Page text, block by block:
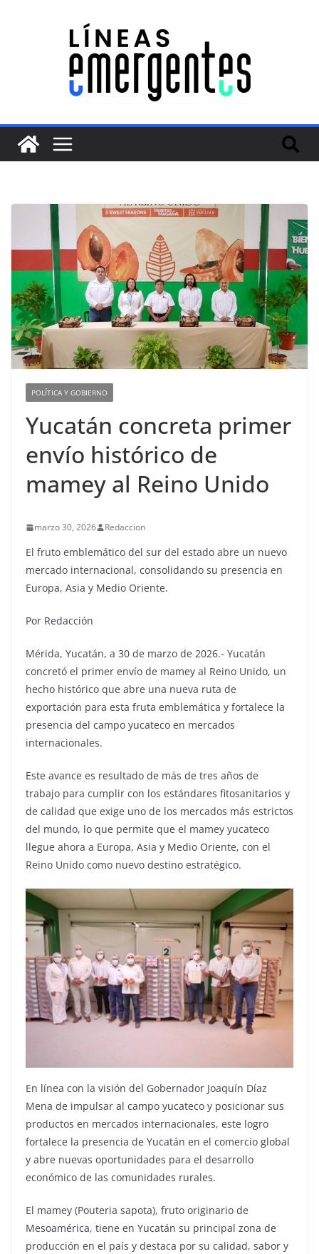
POLÍTICA Y GOBIERNO
Yucatán concreta primer
envío histórico de
mamey al Reino Unido
marzo 30, 2026 Redaccion
El fruto emblemático del sur del estado abre un nuevo
mercado internacional, consolidando su presencia en
Europa, Asia y Medio Oriente.
Por Redacción
Mérida, Yucatán, a 30 de marzo de 2026.- Yucatán
concretó el primer envío de mamey al Reino Unido, un
hecho histórico que abre una nueva ruta de
exportación para esta fruta emblemática y fortalece la
presencia del campo yucateco en mercados
internacionales.
Este avance es resultado de más de tres años de
trabajo para cumplir con los estándares fitosanitarios y
de calidad que exige uno de los mercados más estrictos
del mundo, lo que permite que el mamey yucateco
llegue ahora a Europa, Asia y Medio Oriente, con el
Reino Unido como nuevo destino estratégico.
En línea con la visión del Gobernador Joaquín Díaz
Mena de impulsar al campo yucateco y posicionar sus
productos en mercados internacionales, este logro
fortalece la presencia de Yucatán en el comercio global
y abre nuevas oportunidades para el desarrollo
económico de las comunidades rurales.
El mamey (Pouteria sapota), fruto originario de
Mesoamérica, tiene en Yucatán su principal zona de
producción en el país y destaca por su calidad, sabor y